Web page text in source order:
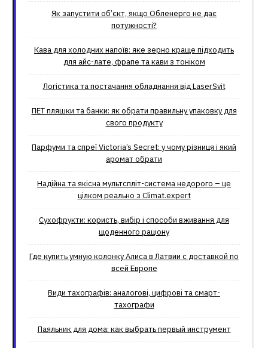
Як запустити об’єкт, якщо Обленерго не дає
потужності?
Кава для холодних напоїв: яке зерно краще підходить
для айс-лате, фрапе та кави з тоніком
Логістика та постачання обладнання від LaserSvit
ПЕТ пляшки та банки: як обрати правильну упаковку для
свого продукту
Парфуми та спреї Victoria’s Secret: у чому різниця і який
аромат обрати
Надійна та якісна мультспліт-система недорого – це
цілком реально з Climat.еxpert
Сухофрукти: користь, вибір і способи вживання для
щоденного раціону
Где купить умную колонку Алиса в Латвии с доставкой по
всей Европе
Види тахографів: аналогові, цифрові та смарт-
тахографи
Паяльник для дома: как выбрать первый инструмент